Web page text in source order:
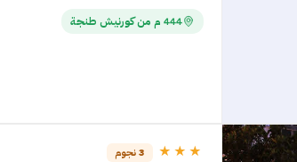
444 م من كورنيش طنجة
★★★ 3 نجوم